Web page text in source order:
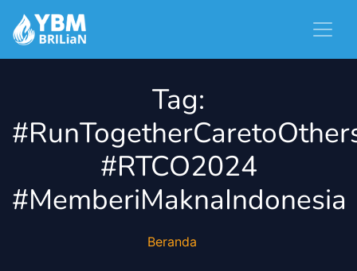
Tag:
#RTCO2024
#MemberiMaknaIndonesia
Beranda